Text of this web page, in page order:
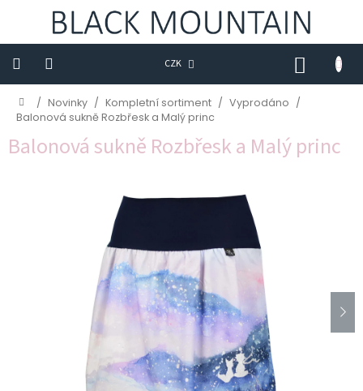
CZK
KOŠÍK
Novinky
M
Domů
/ Novinky / Kompletní sortiment / Vyprodáno /
Balonová sukně Rozbřesk a Malý princ
Balonová sukně Rozbřesk a Malý princ